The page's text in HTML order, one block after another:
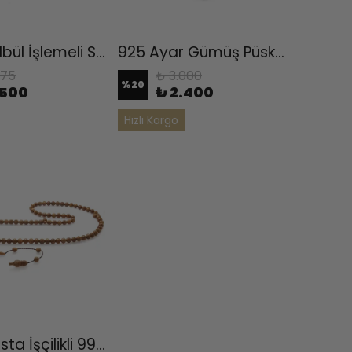
Çeşmi Bülbül İşlemeli Sistemli Kuka Tesbih 925 Ayar Gümüş Püsküllü Arpa Kesim Bilek Boy Kuka Tesbih
%20 ₺ 3.000
₺ 2.400
Hızlı Kargo
Sistemli Usta İşçilikli 99'luk Kuka Tesbih